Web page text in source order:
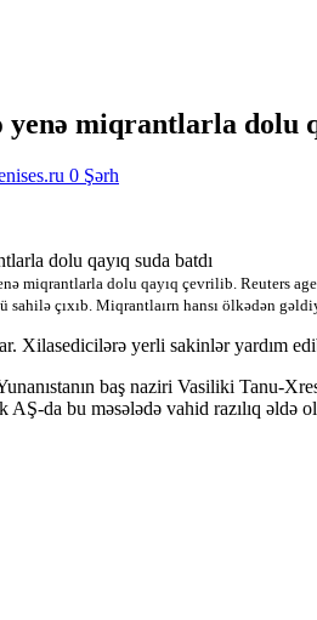
miqrantlarla dolu
0 Şərh
miqrantlarla dolu qayıq çevrilib. Reuters
sahilə çıxıb. Miqrantlaırn hansı ölkədən
Xilasedicilərə yerli sakinlər yardım
baş naziri Vasiliki Tanu-
da bu məsələdə vahid razılıq əldə